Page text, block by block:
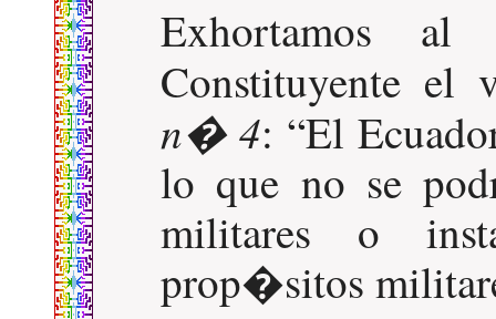
Exhortamos
Constituyente
n� 4:
El
lo que no se
militares o
prop�sitos